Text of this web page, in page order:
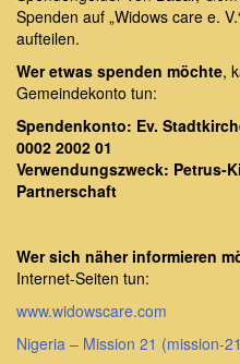
Spenden auf „Widows care e.
aufteilen.
Wer etwas spenden möchte,
Gemeindekonto tun:
Spendenkonto: Ev.
0002 2002 01
Verwendungszweck: Petrus-
Partnerschaft
Wer sich näher informieren
Internet-Seiten tun:
www.widowscare.com
Nigeria – Mission 21 (mission-